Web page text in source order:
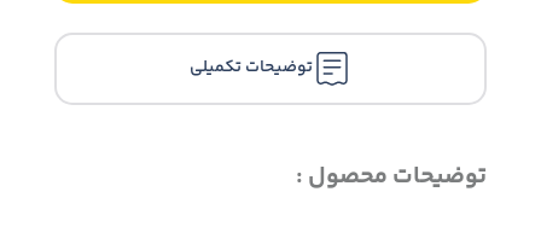
توضیحات محصول :
توضیحات تکمیلی